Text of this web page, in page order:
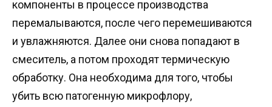
компоненты в процессе производства
перемалываются, после чего перемешиваются
и увлажняются. Далее они снова попадают в
смеситель, а потом проходят термическую
обработку. Она необходима для того, чтобы
убить всю патогенную микрофлору,